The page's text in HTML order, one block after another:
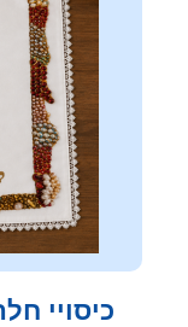
כיסויי